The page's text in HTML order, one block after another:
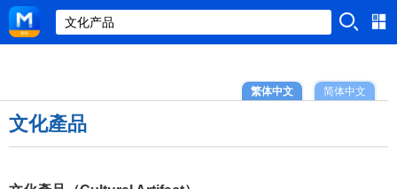
简体中文
繁体中文
文化產品